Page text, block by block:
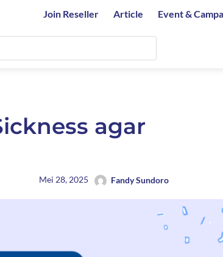
Join Reseller Article Event &
agar
Mei 28, 2025 Fandy Sundoro